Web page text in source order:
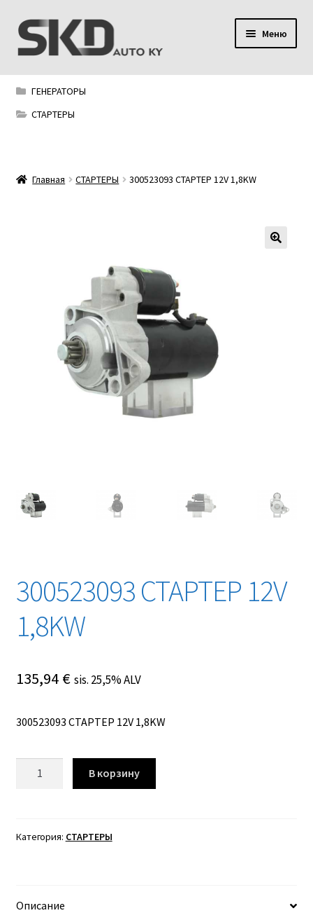
Перейти
навигации
Перейти
содержимому
Меню
SKD AUTO KY
Условия поставки
Мой аккаунт
ГЕНЕРАТОРЫ
СТАРТЕРЫ
Главная СТАРТЕРЫ 300523093 СТАРТЕР 12V 1,8KW
300523093 СТАРТЕР 12V
1,8KW
135,94 € sis. 25,5% ALV
300523093 СТАРТЕР 12V 1,8KW
12V
В корзину
Категория: СТАРТЕРЫ
Описание